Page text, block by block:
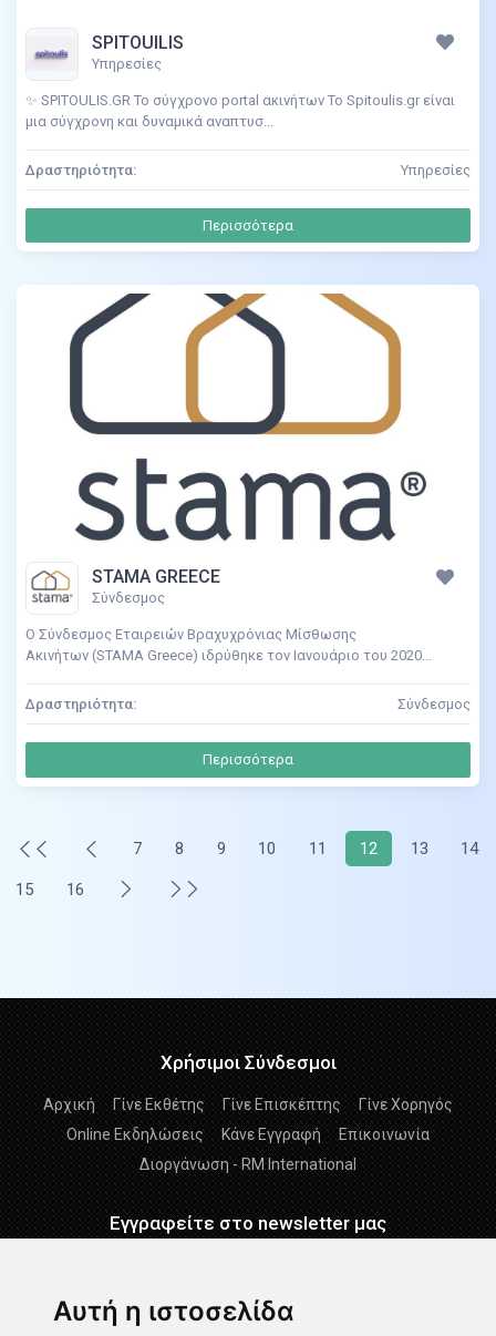
Αυτή η ιστοσελίδα
SPITOUlLIS
Υπηρεσίες
✨ SPITOULIS.GR Το σύγχρονο portal ακινήτων Το Spitoulis.gr είναι
μια σύγχρονη και δυναμικά αναπτυσ...
Δραστηριότητα: Υπηρεσίες
Περισσότερα
STAMA GREECE
Σύνδεσμος
Ο Σύνδεσμος Εταιρειών Βραχυχρόνιας Μίσθωσης
Ακινήτων (STAMA Greece) ιδρύθηκε τον Ιανουάριο του 2020...
Δραστηριότητα: Σύνδεσμος
Περισσότερα
7 8 9 10 11 12 13 14
15 16
Χρήσιμοι Σύνδεσμοι
Αρχική Γίνε Εκθέτης Γίνε Επισκέπτης
Γίνε Χορηγός
Online Εκδηλώσεις
Κάνε Εγγραφή
Επικοινωνία
Διοργάνωση - RM International
Εγγραφείτε στο newsletter μας